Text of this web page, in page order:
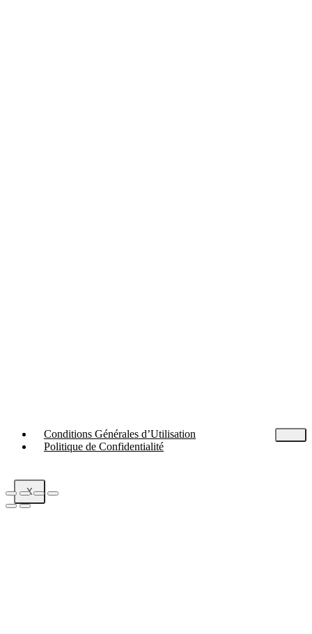
Conditions Générales d’Utilisation
Politique de Confidentialité
X